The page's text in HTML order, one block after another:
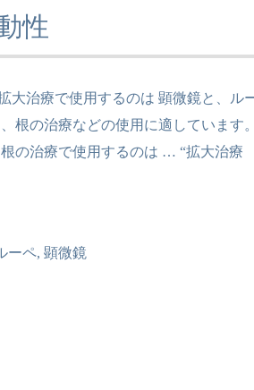
性
大治療で使用するのは 顕微鏡と、ル
根の治療などの使用に適していま
の治療で使用するのは … “拡大治
ーペ, 顕微鏡